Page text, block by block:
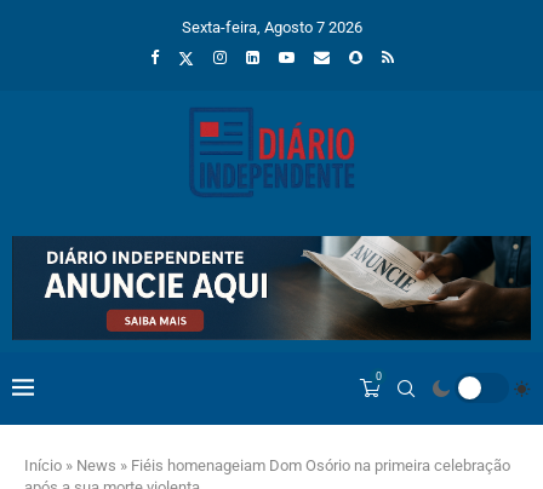
Sexta-feira, Agosto 7 2026
0
Início » News » Fiéis homenageiam Dom Osório na primeira celebração